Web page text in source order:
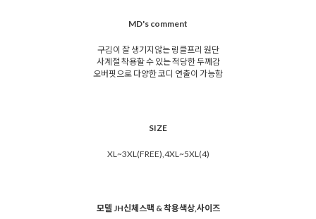
MD's comment
구김이 잘 생기지않는 링클프리 원단
사계절 착용할 수 있는 적당한 두께감
오버핏으로 다양한 코디 연출이 가능함
SIZE
XL~3XL(FREE),4XL~5XL(4)
모델 JH신체스팩 & 착용색상,사이즈